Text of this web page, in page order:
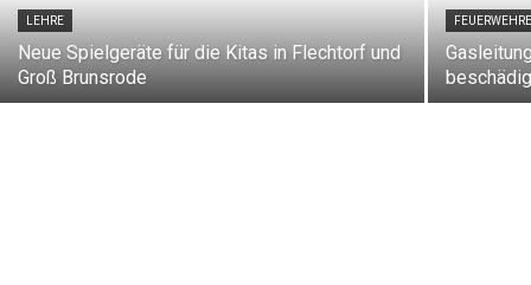
LEHRE
Neue Spielgeräte für die Kitas in Flechtorf und
Groß Brunsrode